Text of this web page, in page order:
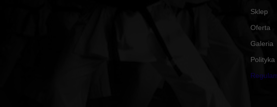
Sklep
Oferta
Galeria